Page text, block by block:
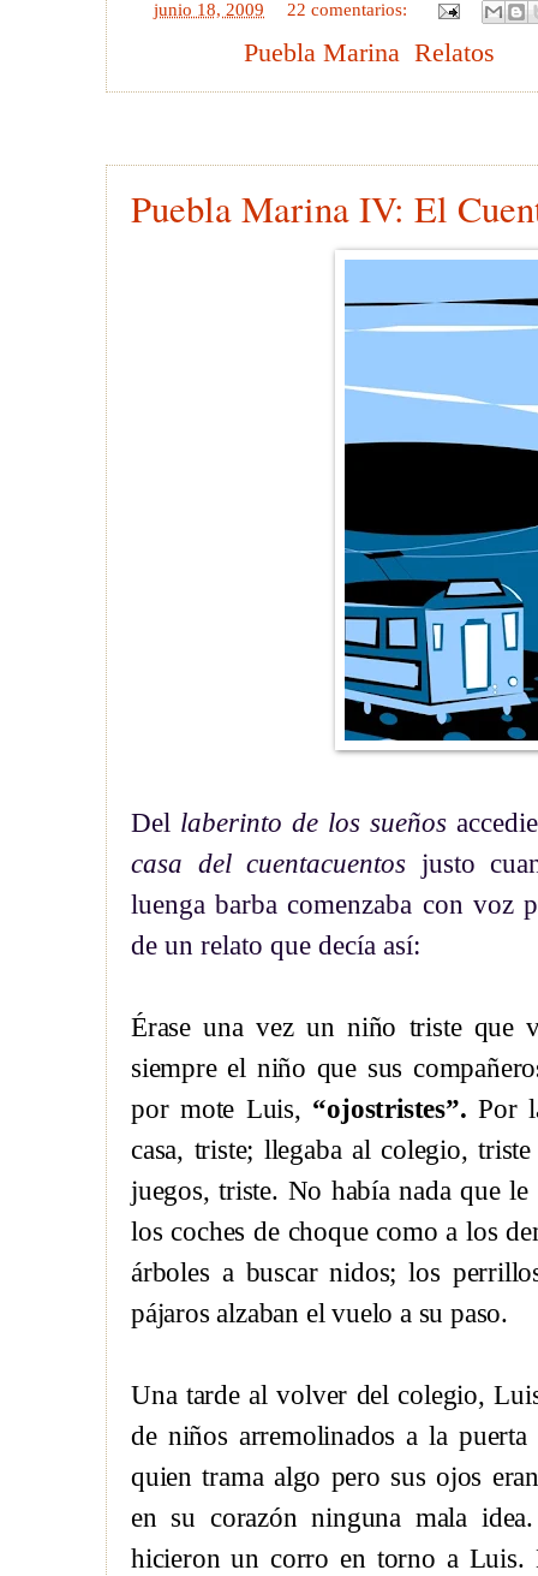
junio 18, 2009 22 comentarios:
Puebla Marina Relatos
Puebla Marina IV: El
Del laberinto de los sueños
casa del cuentacuentos justo
luenga barba comenzaba con voz
de un relato que decía así:
Érase una vez un niño triste que
siempre el niño que sus
por mote Luis, “ojostristes”. Por
casa, triste; llegaba al colegio,
juegos, triste. No había nada que
los coches de choque como a los
árboles a buscar nidos; los
pájaros alzaban el vuelo a su paso.
Una tarde al volver del colegio,
de niños arremolinados a la
quien trama algo pero sus ojos
en su corazón ninguna mala
hicieron un corro en torno a